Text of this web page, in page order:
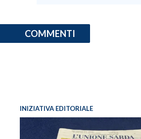
COMMENTI
INIZIATIVA EDITORIALE